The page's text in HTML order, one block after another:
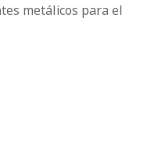
metálicos para el